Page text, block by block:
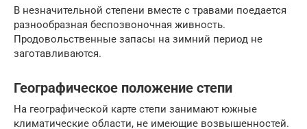
В незначительной степени вместе с травами поедается
разнообразная беспозвоночная живность.
Продовольственные запасы на зимний период не
заготавливаются.
Географическое положение степи
На географической карте степи занимают южные
климатические области, не имеющие возвышенностей.